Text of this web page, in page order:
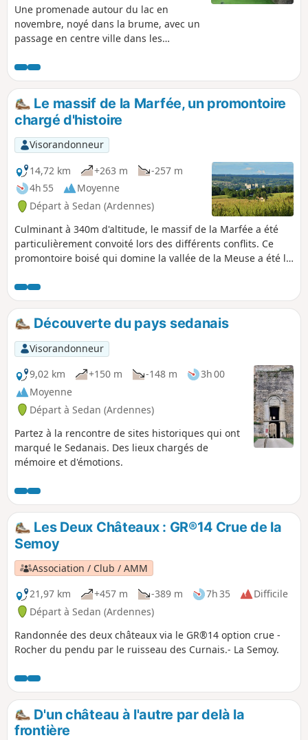
Une promenade autour du lac en
novembre, noyé dans la brume, avec un
passage en centre ville dans les
suivant le canal et en contemplant les
reflets des maisons bourgeoises dans
ses eaux sombres.
Le massif de la Marfée, un promontoire
chargé d'histoire
Visorandonneur
14,72 km
+263 m
-257 m
4h 55
Moyenne
Départ à Sedan (Ardennes)
Culminant à 340m d'altitude, le massif de la Marfée a été
particulièrement convoité lors des différents conflits. Ce
promontoire boisé qui domine la vallée de la Meuse a été le
Sedanais". Depuis le belvédère où plus de dix villages
pourront être observés, il est facile de comprendre l'intérêt
stratégique qu'a pu représenter ce Haut Lieu proche de la
frontière. Dans les deux nécropoles de Noyers reposent
près de 30000 soldats allemands et français.
Découverte du pays sedanais
Visorandonneur
9,02 km
+150 m -148 m
3h 00
Moyenne
Départ à Sedan (Ardennes)
Partez à la rencontre de sites historiques qui ont
marqué le Sedanais. Des lieux chargés de
mémoire et d'émotions.
Les Deux Châteaux : GR®14 Crue de la
Semoy
Association / Club / AMM
21,97 km
+457 m -389 m 7h 35
Difficile
Départ à Sedan (Ardennes)
Randonnée des deux châteaux via le GR®14 option crue -
Rocher du pendu par le ruisseau des Curnais.- La Semoy.
D'un château à l'autre par delà la
frontière